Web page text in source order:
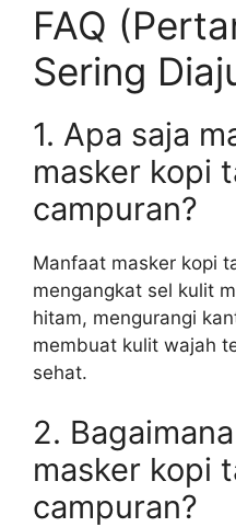
FAQ
Sering
1. Apa saja
masker kopi
campuran?
Manfaat masker kopi
mengangkat sel kulit
hitam, mengurangi
membuat kulit wajah
sehat.
2.
masker kopi
campuran?